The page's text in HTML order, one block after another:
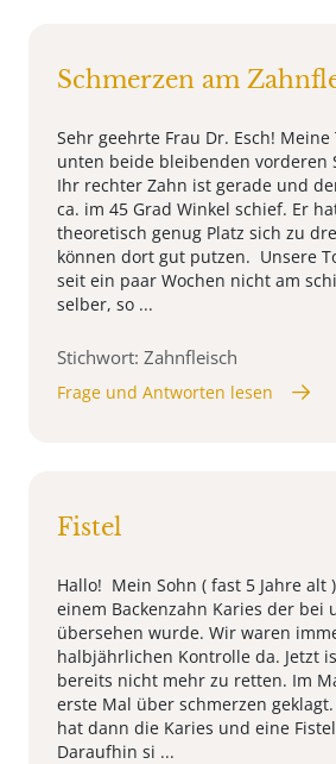
Schmerzen am
Sehr geehrte Frau Dr. Esch! Meine
unten beide bleibenden vorderen
Ihr rechter Zahn ist gerade und
ca. im 45 Grad Winkel schief. Er
theoretisch genug Platz sich zu
können dort gut putzen. Unsere
seit ein paar Wochen nicht am
selber, so ...
Stichwort: Zahnfleisch
Frage und Antworten lesen
Fistel
Hallo! Mein Sohn ( fast 5 Jahre alt
einem Backenzahn Karies der bei
übersehen wurde. Wir waren
halbjährlichen Kontrolle da. Jetzt
bereits nicht mehr zu retten. Im
erste Mal über schmerzen
hat dann die Karies und eine
Daraufhin si ...